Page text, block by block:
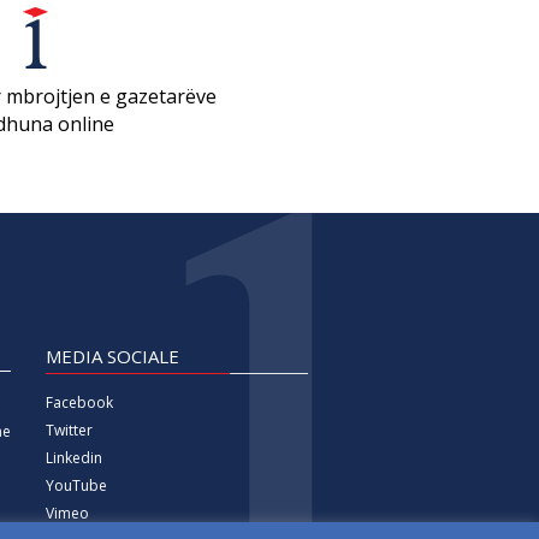
e gazetarëve
online
MEDIA SOCIALE
Facebook
Twitter
Linkedin
YouTube
Vimeo